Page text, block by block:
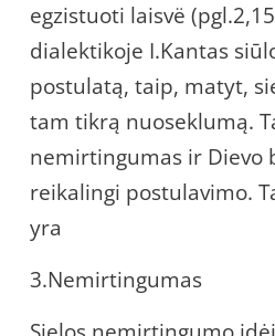
egzistuoti laisvë
dialektikoje I.Kantas
postulatą, taip, matyt,
tam tikrą nuoseklumą.
nemirtingumas ir Dievo
reikalingi postulavimo.
yra
3.Nemirtingumas